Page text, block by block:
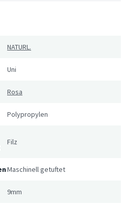
NATURL.
Uni
Rosa
Polypropylen
Filz
Maschinell getuftet
9mm